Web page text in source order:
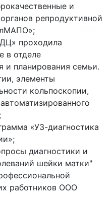
и
репродуктивной
проходила
в отделе
и планирования семьи.
элементы
кольпоскопии,
«УЗ-диагностика
диагностики и
шейки матки"
работников ООО